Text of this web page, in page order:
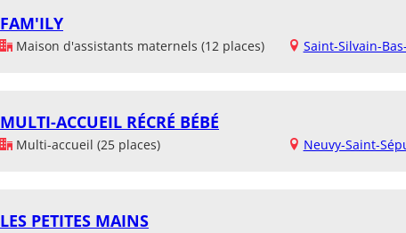
FAM'ILY
Maison d'assistants maternels (12 places) Saint-Silvain-
MULTI-ACCUEIL RÉCRÉ BÉBÉ
Multi-accueil (25 places) Neuvy-Saint-
LES PETITES MAINS